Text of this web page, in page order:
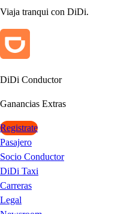
Viaja tranqui con DiDi.
DiDi Conductor
Ganancias Extras
Registrate
Pasajero
Socio Conductor
DiDi Taxi
Carreras
Legal